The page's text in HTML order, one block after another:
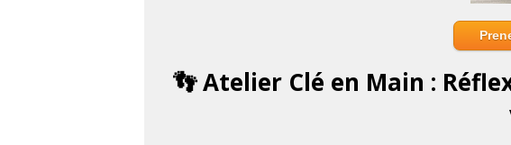
👣Atelier Clé en Main :